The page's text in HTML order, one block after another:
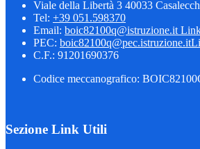
Viale della Libertà 3 40033
Tel: +39 051.598370
Email: boic82100q@istruzione.it
PEC: boic82100q@pec.istruzione.it
C.F.: 91201690376
Codice meccanografico:
Sezione Link Utili